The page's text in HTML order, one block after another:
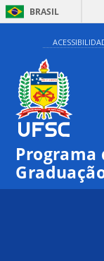
BRASIL
Programa